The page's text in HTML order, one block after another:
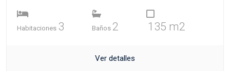
Habitaciones 3 Baños 2 135 m2
Ver detalles